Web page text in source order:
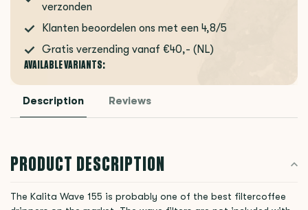
verzonden
Klanten beoordelen ons met een 4,8/5
Gratis verzending vanaf €40,- (NL)
AVAILABLE VARIANTS:
Description Reviews
PRODUCT DESCRIPTION
The Kalita Wave 155 is probably one of the best filtercoffee